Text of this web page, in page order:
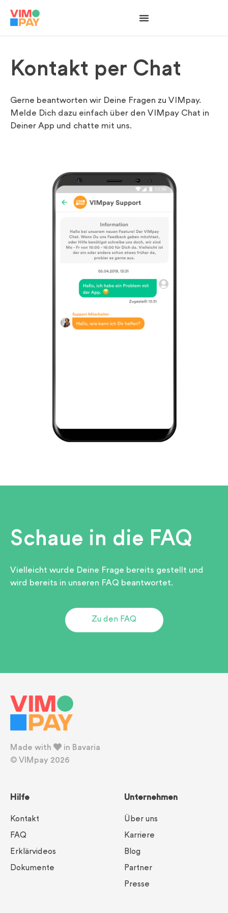
Kontakt per Chat
Gerne beantworten wir Deine Fragen zu VIMpay.
Melde Dich dazu einfach über den VIMpay Chat in
Deiner App und chatte mit uns.
Schaue in die FAQ
Vielleicht wurde Deine Frage bereits gestellt und
wird bereits in unseren FAQ beantwortet.
Zu den FAQ
Made with
in Bavaria
© VIMpay 2026
Hilfe
Kontakt
FAQ
Erklärvideos
Dokumente
Unternehmen
Über uns
Karriere
Blog
Partner
Presse